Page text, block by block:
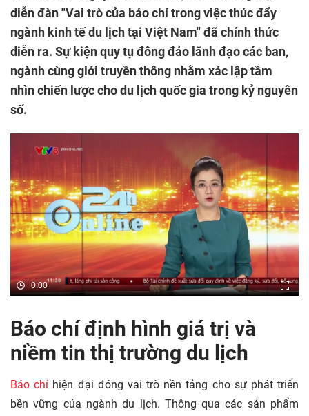
diễn đàn "Vai trò của báo chí trong việc thúc đẩy
ngành kinh tế du lịch tại Việt Nam" đã chính thức
diễn ra. Sự kiện quy tụ đông đảo lãnh đạo các ban,
ngành cùng giới truyền thông nhằm xác lập tầm
nhìn chiến lược cho du lịch quốc gia trong kỷ nguyên
số.
0:00
Báo chí định hình giá trị và
niềm tin thị trường du lịch
Báo chí hiện đại đóng vai trò nền tảng cho sự phát triển
bền vững của ngành du lịch. Thông qua các sản phẩm